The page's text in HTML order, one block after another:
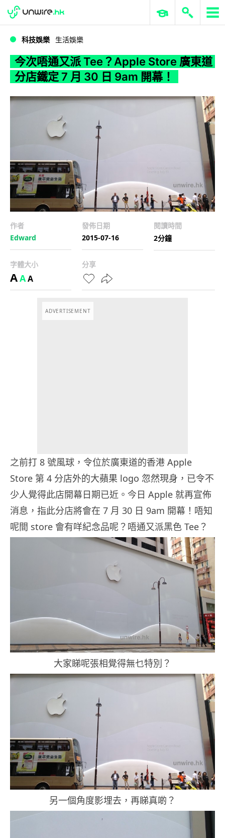
WWDC 2026 ERP 與商業 AI
科技娛樂 生活娛樂
今次唔通又派 Tee？Apple Store 廣東道
分店鐵定 7 月 30 日 9am 開幕！
作者
Edward
發佈日期
2015-07-16
閱讀時間
2分鐘
字體大小
AAA
分享
ADVERTISEMENT
之前打 8 號風球，令位於廣東道的香港 Apple
Store 第 4 分店外的大蘋果 logo 忽然現身，已令不
少人覺得此店開幕日期已近。今日 Apple 就再宣佈
消息，指此分店將會在 7 月 30 日 9am 開幕！唔知
呢間 store 會有咩紀念品呢？唔通又派黑色 Tee？
大家睇呢張相覺得無乜特別？
另一個角度影埋去，再睇真啲？